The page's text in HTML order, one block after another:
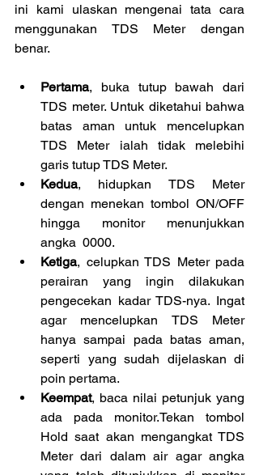
ini kami ulaskan mengenai tata cara
menggunakan TDS Meter dengan
benar.
Pertama, buka tutup bawah dari
TDS meter. Untuk diketahui bahwa
batas aman untuk mencelupkan
TDS Meter ialah tidak melebihi
garis tutup TDS Meter.
Kedua, hidupkan TDS Meter
dengan menekan tombol ON/OFF
hingga monitor menunjukkan
angka  0000.
Ketiga, celupkan TDS Meter pada
perairan yang ingin dilakukan
pengecekan kadar TDS-nya. Ingat
agar mencelupkan TDS Meter
hanya sampai pada batas aman,
seperti yang sudah dijelaskan di
poin pertama.
Keempat, baca nilai petunjuk yang
ada pada monitor.Tekan tombol
Hold saat akan mengangkat TDS
Meter dari dalam air agar angka